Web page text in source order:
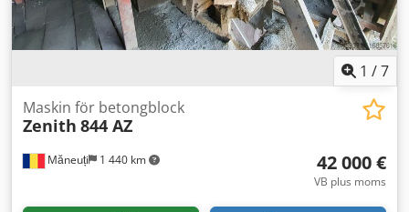
1 /7
Măneuți 1 440 km
Maskin för betongblock
Zenith 844 AZ
42 000 €
VB plus moms